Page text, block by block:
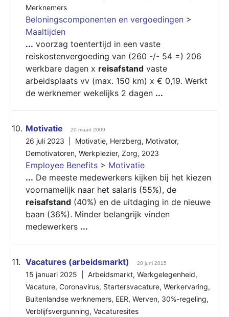
Merknemers
Beloningscomponenten en vergoedingen >
Maaltijden
... voorzag toentertijd in een vaste
reiskostenvergoeding van (260 -/- 54 =) 206
werkbare dagen x reisafstand vaste
arbeidsplaats vv (max. 150 km) x € 0,19. Werkt
de werknemer wekelijks 2 dagen ...
10. Motivatie 20 maart 2009
26 juli 2023 | Motivatie, Herzberg, Motivator,
Demotivatoren, Werkplezier, Zorg, 2023
Employee Benefits > Motivatie
... De meeste medewerkers kijken bij het kiezen
voornamelijk naar het salaris (55%), de
reisafstand (40%) en de uitdaging in de nieuwe
baan (36%). Minder belangrijk vinden
medewerkers ...
11. Vacatures (arbeidsmarkt) 20 juni 2015
15 januari 2025 | Arbeidsmarkt, Werkgelegenheid,
Vacature, Coronavirus, Startersvacature, Werkervaring,
Buitenlandse werknemers, EER, Werven, 30%-regeling,
Verblijfsvergunning, Vacaturesites